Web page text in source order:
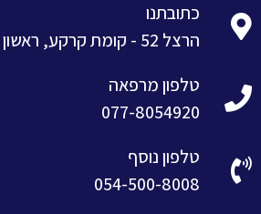
כתובתנו
הרצל 52 - קומת קרקע, ראשון לציון
טלפון מרפאה
077-8054920
טלפון נוסף
054-500-8008